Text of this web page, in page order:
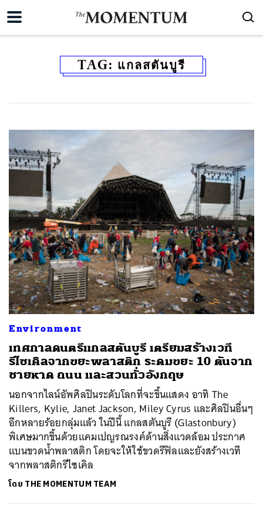
TAG: แกลสตันบูรี
Environment
เทศกาลดนตรีแกลสตันบูรี เตรียมสร้างเวที
รีไซเคิลจากขยะพลาสติก ระดมขยะ 10 ตันจาก
ชายหาด ถนน และสวนทั่วอังกฤษ
นอกจากไลน์อัพศิลปินระดับโลกที่จะขึ้นแสดง อาทิ The
Killers, Kylie, Janet Jackson, Miley Cyrus และศิลปินอื่นๆ
อีกหลายร้อยกลุ่มแล้ว ในปีนี้ แกลสตันบูรี (Glastonbury)
พิเศษมากขึ้นด้วยแคมเปญรณรงค์ด้านสิ่งแวดล้อม ประกาศ
แบนขวดน้ำพลาสติก โดยจะให้ใช้ขวดรีฟิลและยังสร้างเวที
จากพลาสติกรีไซเคิล
โดย THE MOMENTUM TEAM
ค้นหา
SHARE